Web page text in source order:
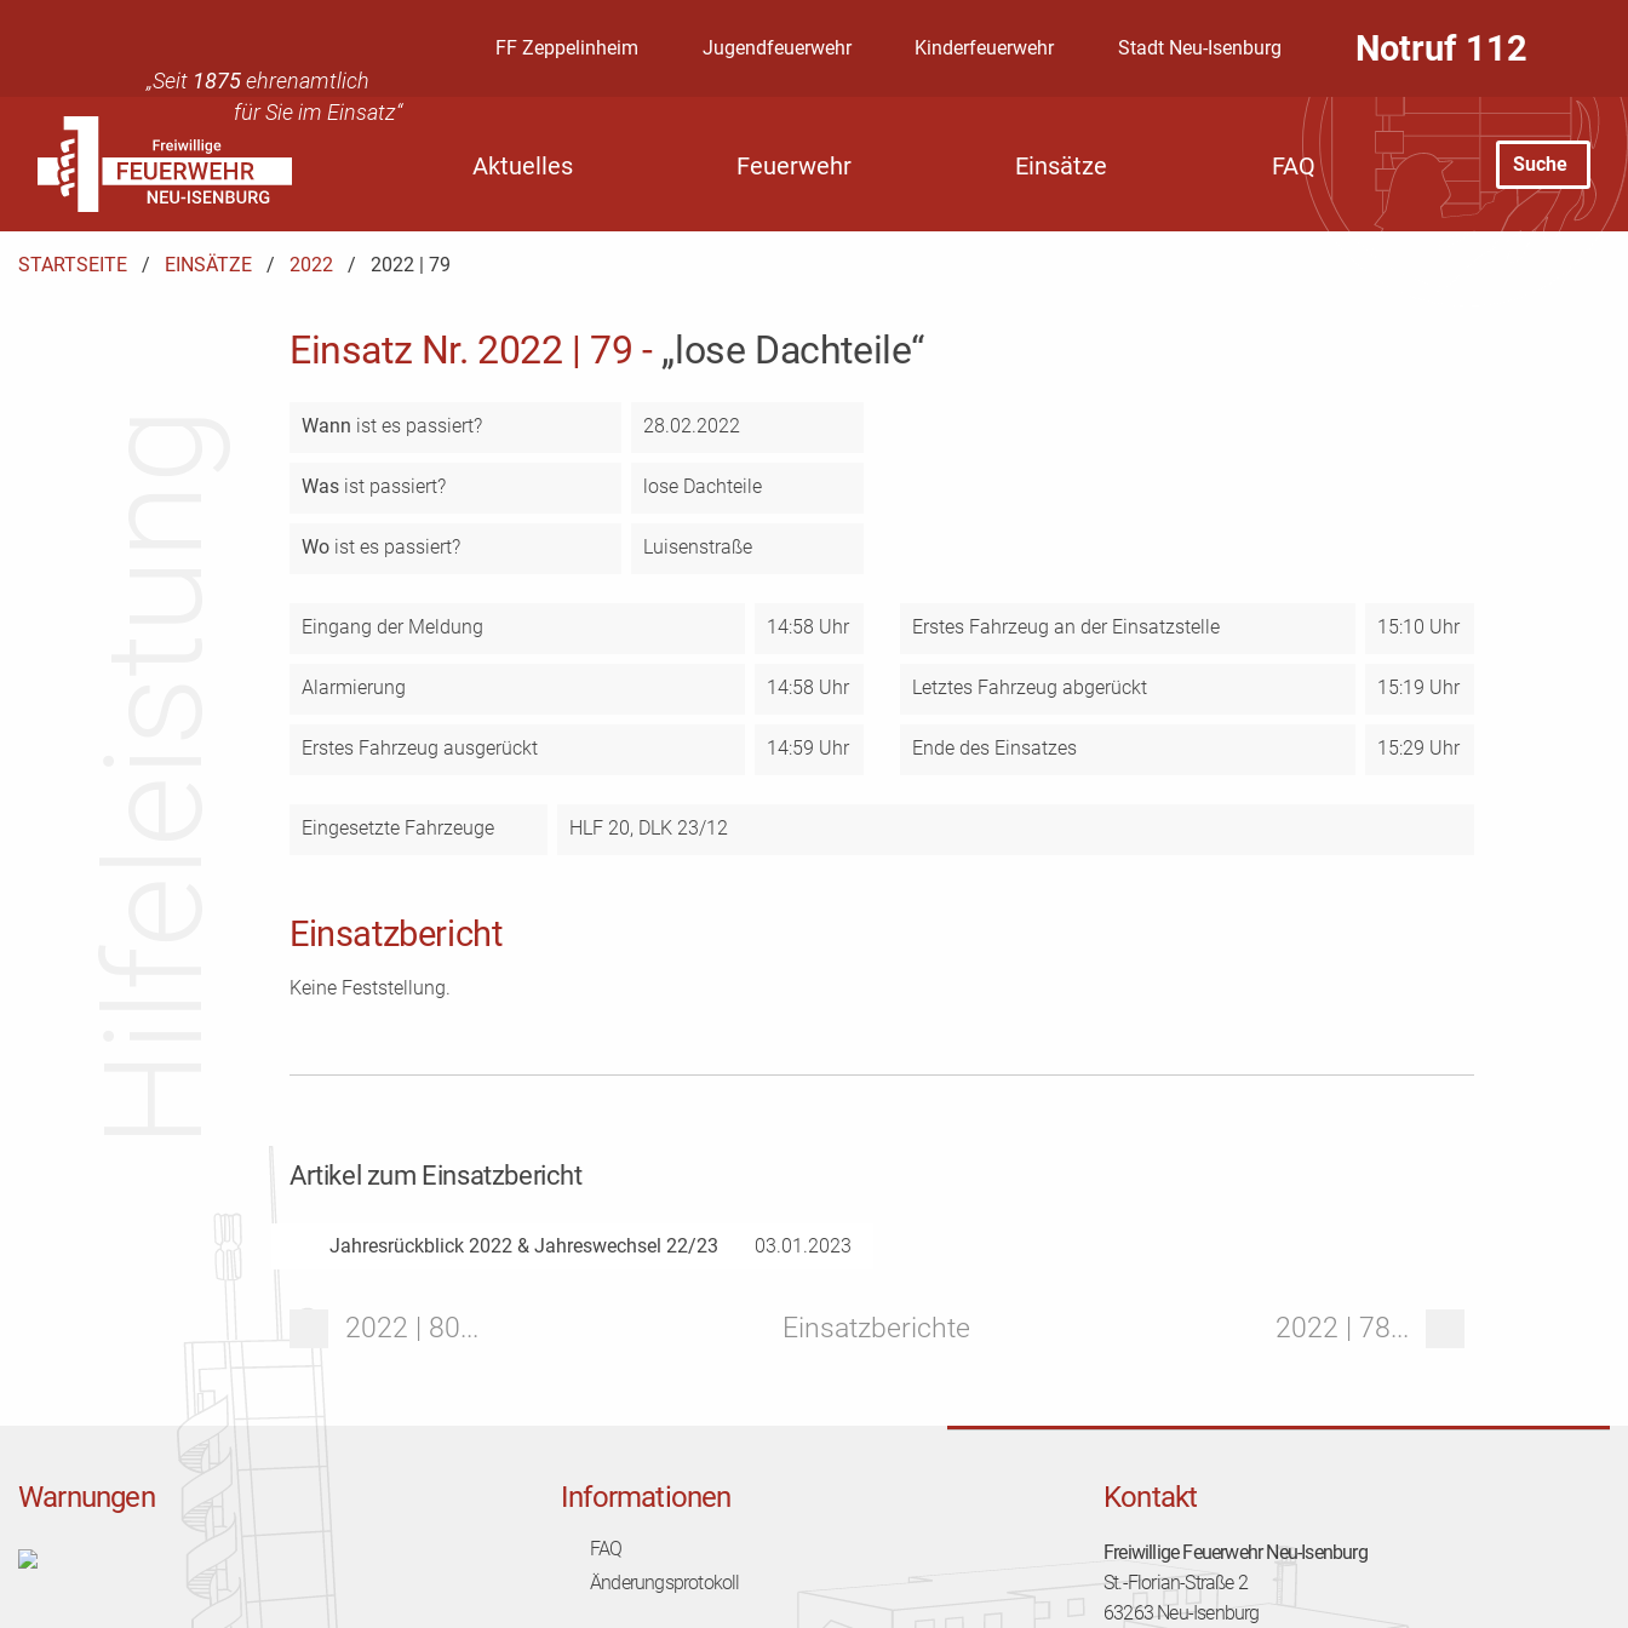
FF Zeppelinheim Jugendfeuerwehr Kinderfeuerwehr Stadt Neu-Isenburg Notruf 112
„Seit 1875 ehrenamtlich
für Sie im Einsatz“
Aktuelles Feuerwehr Einsätze FAQ Suche
STARTSEITE EINSÄTZE 2022 AKTUELL:
2022 | 79
Einsatz Nr. 2022 | 79 - „lose Dachteile“
Wann ist es passiert? 28.02.2022
Wasist passiert? lose Dachteile
Woist es passiert? Luisenstraße
Eingang der Meldung 14:58 Uhr
Alarmierung 14:58 Uhr
Erstes Fahrzeug ausgerückt 14:59 Uhr
Erstes Fahrzeug an der Einsatzstelle 15:10 Uhr
Letztes Fahrzeug abgerückt 15:19 Uhr
Ende des Einsatzes 15:29 Uhr
Eingesetzte Fahrzeuge HLF 20, DLK 23/12
Einsatzbericht
Keine Feststellung.
Artikel zum Einsatzbericht
03.01.2023
Jahresrückblick 2022 & Jahreswechsel 22/23
2022 | 80... Einsatzberichte 2022 | 78...
Warnungen Informationen
FAQ
Änderungsprotokoll
Kontakt
Freiwillige Feuerwehr Neu-Isenburg
St.-Florian-Straße 2
63263 Neu-Isenburg